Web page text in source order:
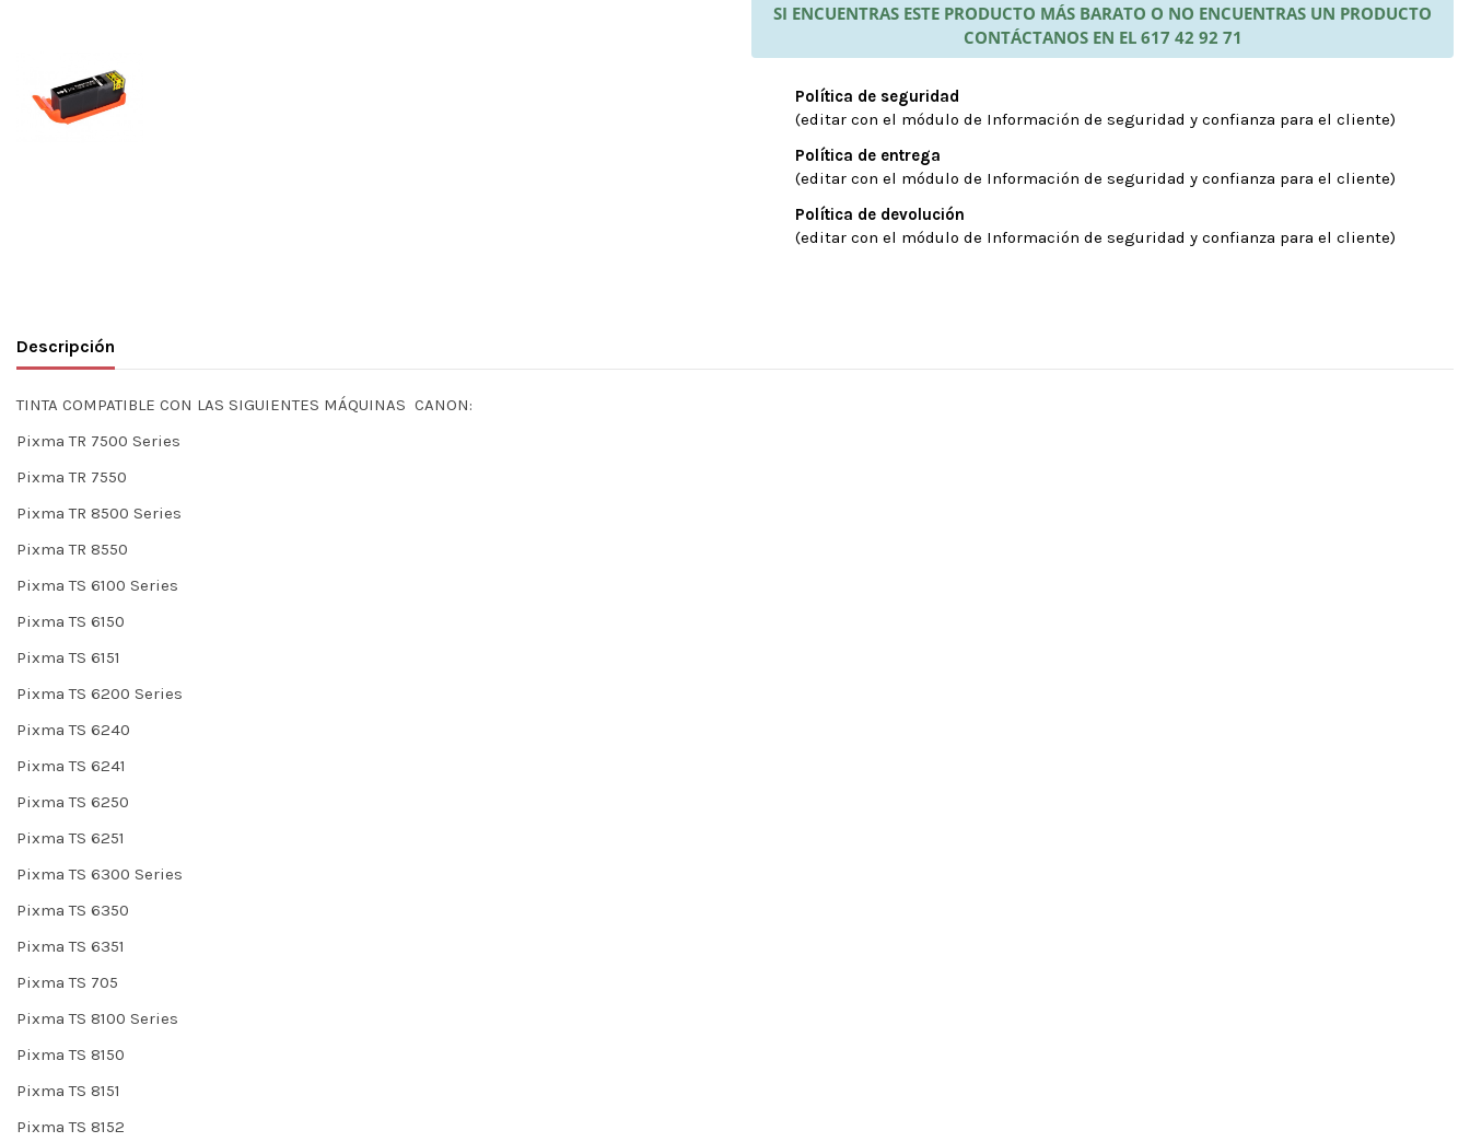
SI ENCUENTRAS ESTE PRODUCTO MÁS BARATO O NO ENCUENTRAS UN PRODUCTO
CONTÁCTANOS EN EL 617 42 92 71
Política de seguridad
(editar con el módulo de Información de seguridad y confianza para el cliente)
Política de entrega
(editar con el módulo de Información de seguridad y confianza para el cliente)
Política de devolución
(editar con el módulo de Información de seguridad y confianza para el cliente)
Descripción
TINTA COMPATIBLE CON LAS SIGUIENTES MÁQUINAS CANON:
Pixma TR 7500 Series
Pixma TR 7550
Pixma TR 8500 Series
Pixma TR 8550
Pixma TS 6100 Series
Pixma TS 6150
Pixma TS 6151
Pixma TS 6200 Series
Pixma TS 6240
Pixma TS 6241
Pixma TS 6250
Pixma TS 6251
Pixma TS 6300 Series
Pixma TS 6350
Pixma TS 6351
Pixma TS 705
Pixma TS 8100 Series
Pixma TS 8150
Pixma TS 8151
Pixma TS 8152